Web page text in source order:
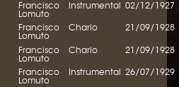
Francisco
Lomuto
Instrumental 02/12/1927
Francisco
Lomuto
Charlo 21/09/1928
Francisco
Lomuto
Charlo 21/09/1928
Francisco
Lomuto
Instrumental 26/07/1929